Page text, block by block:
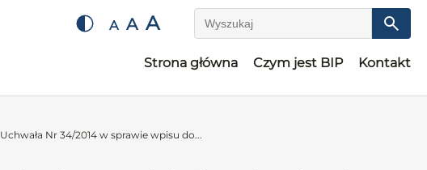
A A A Wyszukaj
Strona główna Czym jest BIP Kontakt
Uchwała Nr 34/2014 w sprawie wpisu do...